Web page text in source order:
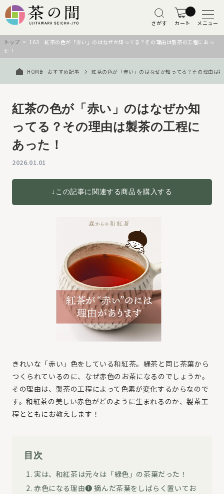
さがす カート メニュー
トップ > 163 紅茶の色が「赤い」のはなぜか知ってる？その理由は製茶の工程にあっ
た！
HOME おすすめ記事 紅茶の色が「赤い」のはなぜか知ってる？その理由は
紅茶の色が「赤い」のはなぜか知
ってる？その理由は製茶の工程に
あった！
2026.01.01
↓この記事に関連する商品を購入する
きれいな「赤い」色をしている和紅茶。緑茶と同じ茶葉から
つくられているのに、なぜ赤色のお茶になるのでしょうか。
その理由は、製茶の工程によって色素が変化するからなので
す。和紅茶の美しい赤色がどのように生まれるのか、製茶工
程とともにお教えします！
目次
実は、和紅茶は元々は「緑色」の茶葉だった！
赤色になる理由❶ 摘んだ茶葉をしばらく置いてお